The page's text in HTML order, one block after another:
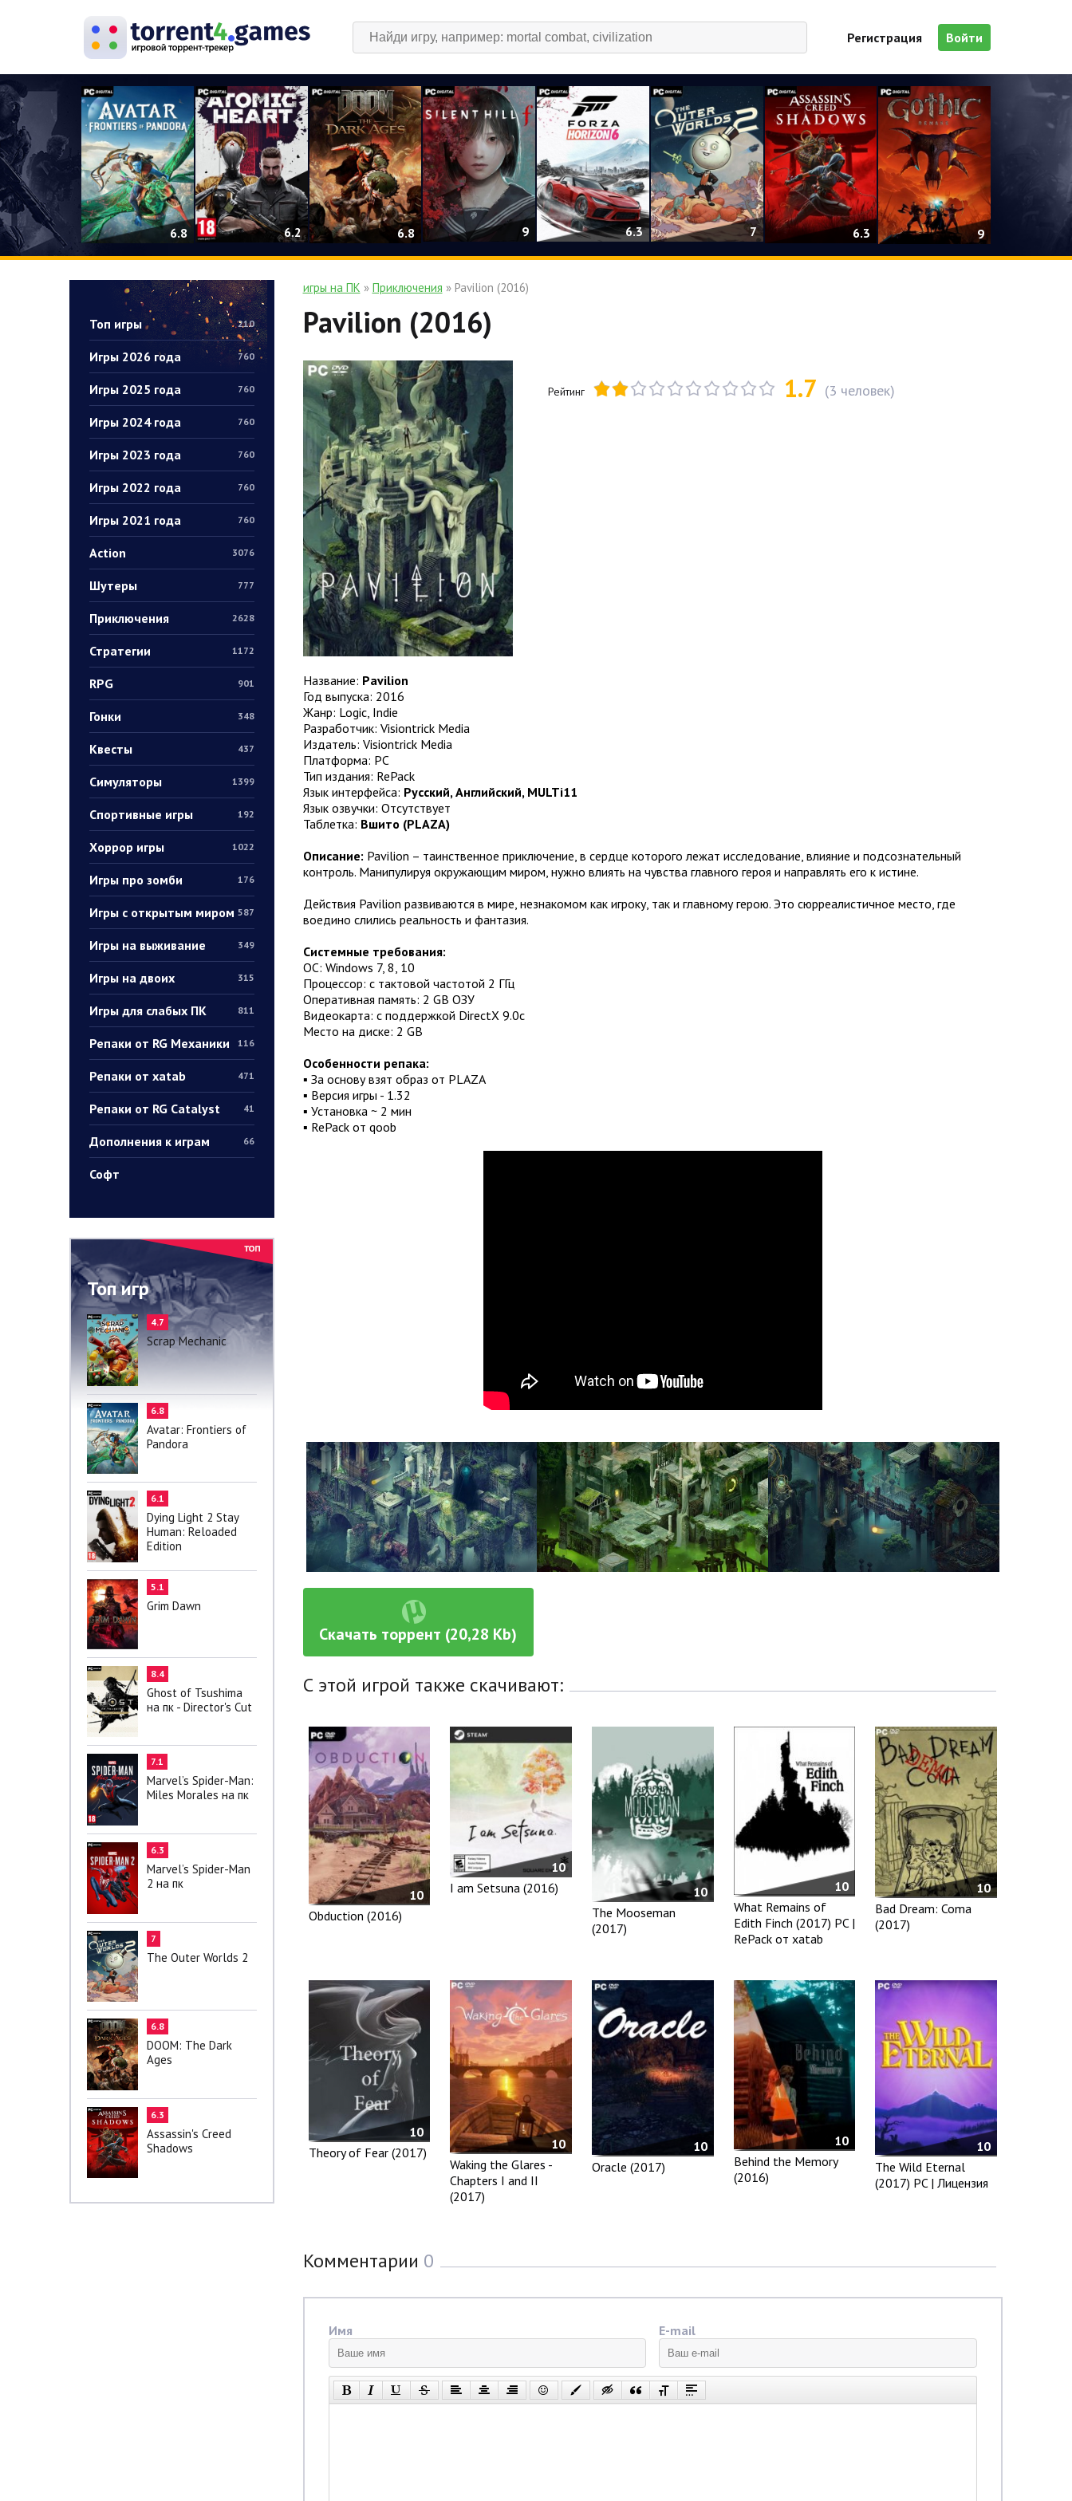
Регистрация Войти
6.8 6.2 6.8 9 6.3 7 6.3 9
Топ игры 210
Игры 2026 года 760
Игры 2025 года 760
Игры 2024 года 760
Игры 2023 года 760
Игры 2022 года 760
Игры 2021 года 760
Action 3076
Шутеры 777
Приключения 2628
Стратегии 1172
RPG 901
Гонки 348
Квесты 437
Симуляторы 1399
Спортивные игры 192
Хоррор игры 1022
Игры про зомби 176
Игры с открытым миром 587
Игры на выживание 349
Игры на двоих 315
Игры для слабых ПК 811
Репаки от RG Механики 116
Репаки от xatab 471
Репаки от RG Catalyst 41
Дополнения к играм 66
Софт
Топ игр
4.7
Scrap Mechanic
6.8
Avatar: Frontiers of
Pandora
6.1
Dying Light 2 Stay
Human: Reloaded
Edition
5.1
Grim Dawn
8.4
Ghost of Tsushima
на пк - Director's Cut
7.1
Marvel’s Spider-Man:
Miles Morales на пк
6.3
Marvel’s Spider-Man
2 на пк
7
The Outer Worlds 2
6.8
DOOM: The Dark
Ages
6.3
Assassin's Creed
Shadows
игры на ПК » Приключения » Pavilion (2016)
Pavilion (2016)
Рейтинг 1.7 (3 человек)
Название: Pavilion
Год выпуска: 2016
Жанр: Logic, Indie
Разработчик: Visiontrick Media
Издатель: Visiontrick Media
Платформа: PC
Тип издания: RePack
Язык интерфейса: Русский, Английский, MULTi11
Язык озвучки: Отсутствует
Таблетка: Вшито (PLAZA)
Описание: Pavilion – таинственное приключение, в сердце которого лежат исследование, влияние и подсознательный
контроль. Манипулируя окружающим миром, нужно влиять на чувства главного героя и направлять его к истине.
Действия Pavilion развиваются в мире, незнакомом как игроку, так и главному герою. Это сюрреалистичное место, где
воедино слились реальность и фантазия.
Системные требования:
ОС: Windows 7, 8, 10
Процессор: с тактовой частотой 2 ГГц
Оперативная память: 2 GB ОЗУ
Видеокарта: с поддержкой DirectX 9.0c
Место на диске: 2 GB
Особенности репака:
▪ За основу взят образ от PLAZA
▪ Версия игры - 1.32
▪ Установка ~ 2 мин
▪ RePack от qoob
Скачать торрент (20,28 Kb)
С этой игрой также скачивают:
10
Obduction (2016)
10
I am Setsuna (2016)
10
The Mooseman
(2017)
10
What Remains of
Edith Finch (2017) PC |
RePack от xatab
10
Bad Dream: Coma
(2017)
10
Theory of Fear (2017)
10
Waking the Glares -
Chapters I and II
(2017)
10
Oracle (2017)
10
Behind the Memory
(2016)
10
The Wild Eternal
(2017) PC | Лицензия
Комментарии 0
Имя E-mail